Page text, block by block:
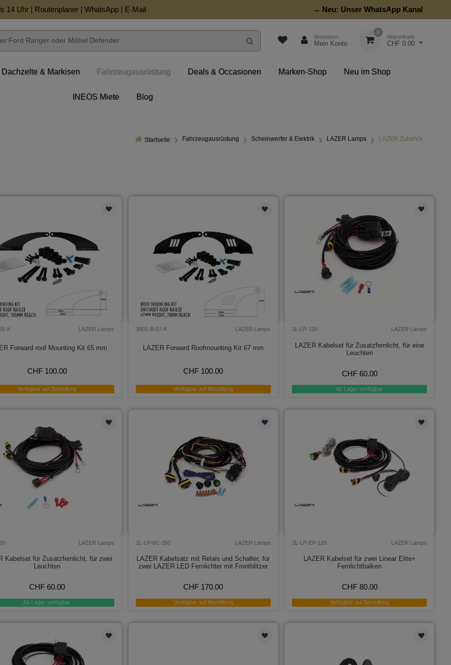
14 Uhr | Routenplaner | WhatsApp | E-Mail → Neu: Unser WhatsApp Kanal
Anmelden
Mein Konto
0
Warenkorb
CHF 0.00
Dachzelte & Markisen Fahrzeugausrüstung Deals & Occasionen Marken-Shop Neu im Shop
INEOS Miete Blog
Startseite Fahrzeugausrüstung Scheinwerfer & Elektrik LAZER Lamps LAZER Zubehör
K LAZER Lamps
Forward roof Mounting Kit 65 mm
CHF 100.00
Verfügbar auf Bestellung
3001-B-67-K LAZER Lamps
LAZER Forward Roofmounting Kit 67 mm
CHF 100.00
Verfügbar auf Bestellung
1L-LP-120 LAZER Lamps
LAZER Kabelset für Zusatzfernlicht, für eine
Leuchten
CHF 60.00
Ab Lager verfügbar
LAZER Lamps
Kabelset für Zusatzfernlicht, für zwei
Leuchten
CHF 60.00
Ab Lager verfügbar
2L-LP-6C-350 LAZER Lamps
LAZER Kabelsatz mit Relais und Schalter, für
zwei LAZER LED Fernlichter mit Frontblitzer
CHF 170.00
Verfügbar auf Bestellung
2L-LP-EP-120 LAZER Lamps
LAZER Kabelset für zwei Linear Elite+
Fernlichtbalken
CHF 80.00
Verfügbar auf Bestellung